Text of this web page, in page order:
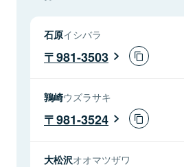
石原イシバラ
981-3503
鶉崎ウズラサキ
981-3524
大松沢オオマツザワ